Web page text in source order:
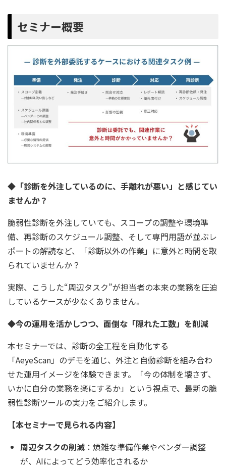
セミナー概要
◆「診断を外注しているのに、手離れが悪い」と感じてい
ませんか？
脆弱性診断を外注していても、スコープの調整や環境準
備、再診断のスケジュール調整、そして専門用語が並ぶレ
ポートの解読など、「診断以外の作業」に意外と時間を取
られていませんか？
実際、こうした“周辺タスク”が担当者の本来の業務を圧迫
しているケースが少なくありません。
◆今の運用を活かしつつ、面倒な「隠れた工数」を削減
本セミナーでは、診断の全工程を自動化する
「AeyeScan」のデモを通じ、外注と自動診断を組み合わ
せた運用イメージを体験できます。「今の体制を壊さず、
いかに自分の業務を楽にするか」という視点で、最新の脆
弱性診断ツールの実力をご紹介します。
【本セミナーで見られる内容】
周辺タスクの削減 ：煩雑な準備作業やベンダー調整
が、AIによってどう効率化されるか